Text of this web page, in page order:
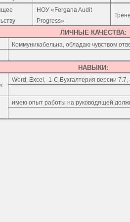
НОУ « Fergana Audit
Progress»
ЛИЧНЫЕ КАЧЕСТВА:
Коммуникабельна, обладаю чувством
НАВЫКИ:
Word , Excel , 1-C Бухгалтерия версии 7.7,
имею опыт работы на руководящей